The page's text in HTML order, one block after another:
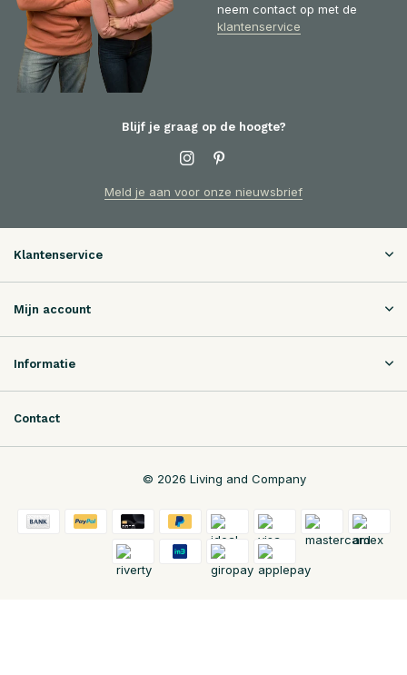
neem contact op met de
klantenservice
Blijf je graag op de hoogte?
Meld je aan voor onze nieuwsbrief
Klantenservice
Mijn account
Informatie
Contact
© 2026 Living and Company